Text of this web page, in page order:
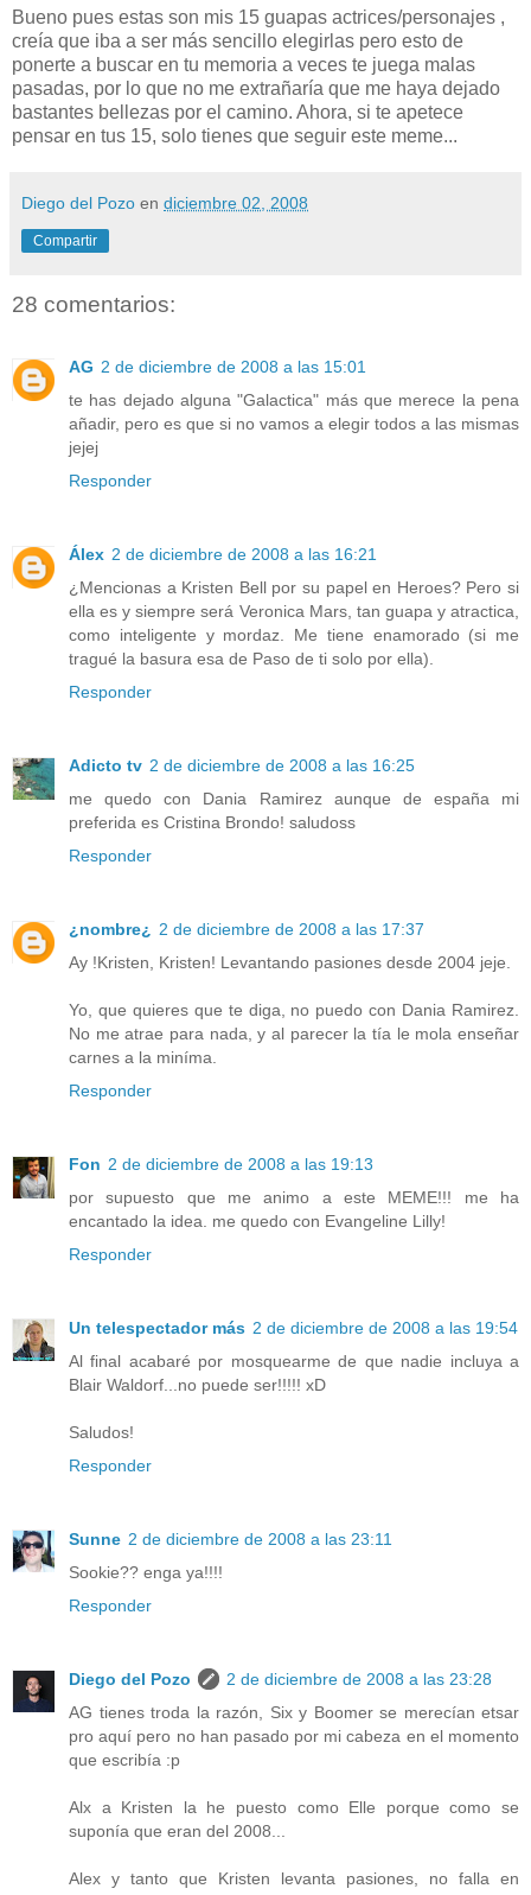
Bueno pues estas son mis 15 guapas actrices/personajes ,
creía que iba a ser más sencillo elegirlas pero esto de
ponerte a buscar en tu memoria a veces te juega malas
pasadas, por lo que no me extrañaría que me haya dejado
bastantes bellezas por el camino. Ahora, si te apetece
pensar en tus 15, solo tienes que seguir este meme...
Diego del Pozo en diciembre 02, 2008
Compartir
28 comentarios:
AG 2 de diciembre de 2008 a las 15:01
te has dejado alguna "Galactica" más que merece la pena
añadir, pero es que si no vamos a elegir todos a las mismas
jejej
Responder
Álex 2 de diciembre de 2008 a las 16:21
¿Mencionas a Kristen Bell por su papel en Heroes? Pero si
ella es y siempre será Veronica Mars, tan guapa y atractica,
como inteligente y mordaz. Me tiene enamorado (si me
tragué la basura esa de Paso de ti solo por ella).
Responder
Adicto tv 2 de diciembre de 2008 a las 16:25
me quedo con Dania Ramirez aunque de españa mi
preferida es Cristina Brondo! saludoss
Responder
¿nombre¿
2 de diciembre de 2008 a las 17:37
Ay !Kristen, Kristen! Levantando pasiones desde 2004 jeje.
Yo, que quieres que te diga, no puedo con Dania Ramirez.
No me atrae para nada, y al parecer la tía le mola enseñar
carnes a la miníma.
Responder
Fon 2 de diciembre de 2008 a las 19:13
por supuesto que me animo a este MEME!!! me ha
encantado la idea. me quedo con Evangeline Lilly!
Responder
Un telespectador más 2 de diciembre de 2008 a las 19:54
Al final acabaré por mosquearme de que nadie incluya a
Blair Waldorf...no puede ser!!!!! xD
Saludos!
Responder
Sunne 2 de diciembre de 2008 a las 23:11
Sookie?? enga ya!!!!
Responder
Diego del Pozo
2 de diciembre de 2008 a las 23:28
AG tienes troda la razón, Six y Boomer se merecían etsar
pro aquí pero no han pasado por mi cabeza en el momento
que escribía :p
Alx a Kristen la he puesto como Elle porque como se
suponía que eran del 2008...
Alex y tanto que Kristen levanta pasiones, no falla en